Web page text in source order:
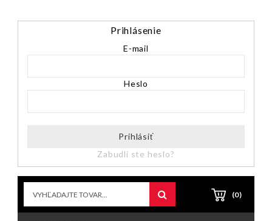
Prihlásenie
E-mail
Heslo
Prihlásiť
Zabudli ste heslo?
(0)